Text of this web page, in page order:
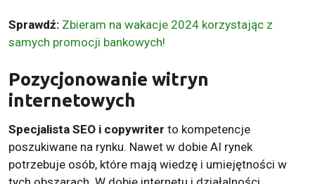
Sprawdź: Zbieram na wakacje 2024 korzystając z
samych promocji bankowych!
Pozycjonowanie witryn
internetowych
Specjalista SEO i copywriter to kompetencje
poszukiwane na rynku. Nawet w dobie AI rynek
potrzebuje osób, które mają wiedzę i umiejętności w